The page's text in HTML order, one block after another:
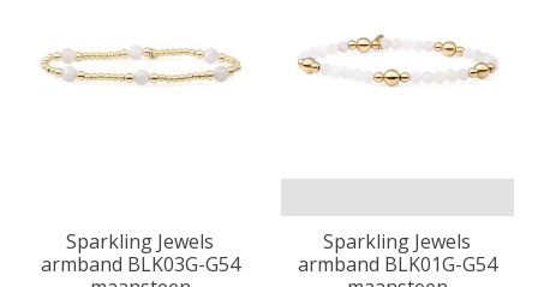
Sparkling Jewels
armband BLK03G-G54
Sparkling Jewels
armband BLK01G-G54